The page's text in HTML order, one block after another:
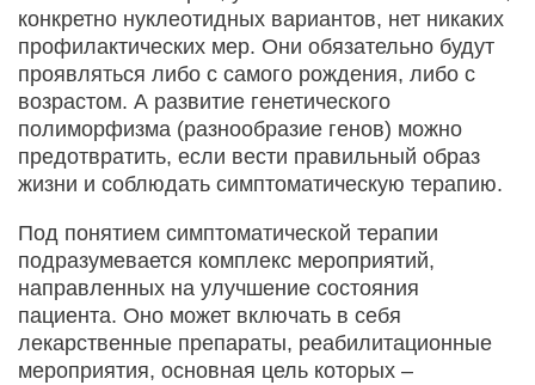
конкретно нуклеотидных вариантов, нет никаких
профилактических мер. Они обязательно будут
проявляться либо с самого рождения, либо с
возрастом. А развитие генетического
полиморфизма (разнообразие генов) можно
предотвратить, если вести правильный образ
жизни и соблюдать симптоматическую терапию.
Под понятием симптоматической терапии
подразумевается комплекс мероприятий,
направленных на улучшение состояния
пациента. Оно может включать в себя
лекарственные препараты, реабилитационные
мероприятия, основная цель которых –